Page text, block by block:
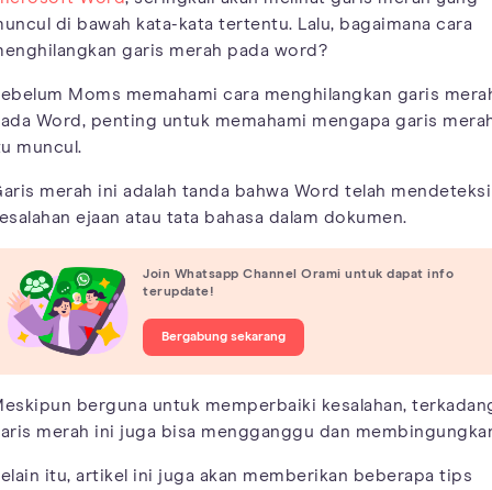
di bawah kata-kata tertentu. Lalu, bagaimana cara
garis merah pada word?
Moms memahami cara menghilangkan garis
Word, penting untuk memahami mengapa garis
muncul.
merah ini adalah tanda bahwa Word telah mendeteksi
ejaan atau tata bahasa dalam dokumen.
Join Whatsapp Channel Orami untuk dapat info
terupdate!
Bergabung sekarang
berguna untuk memperbaiki kesalahan,
merah ini juga bisa mengganggu dan
itu, artikel ini juga akan memberikan beberapa tips